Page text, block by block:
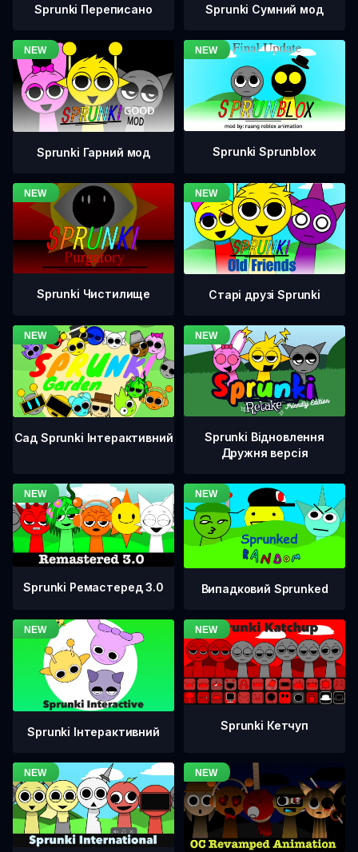
Sprunki Переписано Sprunki Сумний мод
Sprunki Гарний мод Sprunki Sprunblox
Sprunki Чистилище Старі друзі Sprunki
Сад Sprunki Інтерактивний
Sprunki Відновлення
Дружня версія
Sprunki Ремастеред 3.0 Випадковий Sprunked
Sprunki Інтерактивний Sprunki Кетчуп